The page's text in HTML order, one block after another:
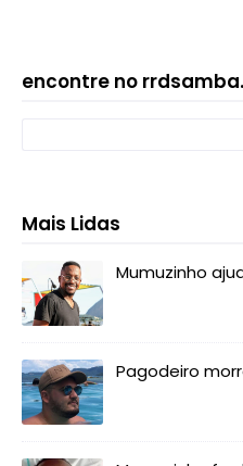
encontre no
Mais Lidas
Mumuzinho
Pagodeiro